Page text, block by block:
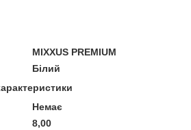
MIXXUS PREMIUM
Білий
Немає
8,00